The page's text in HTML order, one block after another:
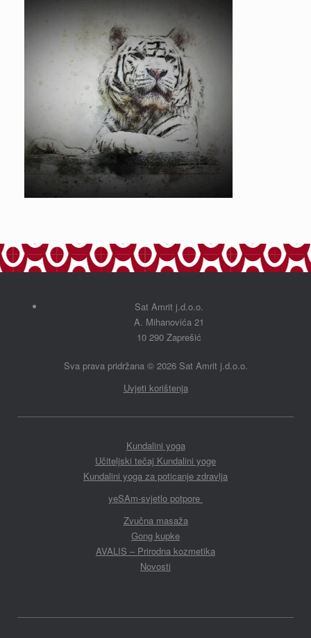
Sat Amrit j.d.o.o.
A. Mihanovića 21
10 290 Zaprešić
Sva prava pridržana © 2026 Sat Amrit j.d.o.o.
Uvjeti korištenja
Kundalini yoga
Učiteljski tečaj Kundalini yoge
Kundalini yoga za poticanje zdravlja
yeSAm-svjetlo potpore
Zvučna masaža
Gong kupke
AVALIS – Prirodna kozmetika
Novosti